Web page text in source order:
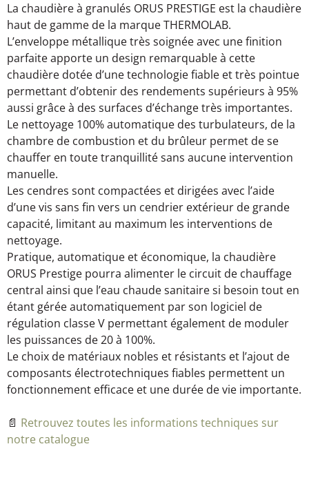
La chaudière à granulés ORUS PRESTIGE est la chaudière
haut de gamme de la marque THERMOLAB.
L’enveloppe métallique très soignée avec une finition
parfaite apporte un design remarquable à cette
chaudière dotée d’une technologie fiable et très pointue
permettant d’obtenir des rendements supérieurs à 95%
aussi grâce à des surfaces d’échange très importantes.
Le nettoyage 100% automatique des turbulateurs, de la
chambre de combustion et du brûleur permet de se
chauffer en toute tranquillité sans aucune intervention
manuelle.
Les cendres sont compactées et dirigées avec l’aide
d’une vis sans fin vers un cendrier extérieur de grande
capacité, limitant au maximum les interventions de
nettoyage.
Pratique, automatique et économique, la chaudière
ORUS Prestige pourra alimenter le circuit de chauffage
central ainsi que l’eau chaude sanitaire si besoin tout en
étant gérée automatiquement par son logiciel de
régulation classe V permettant également de moduler
les puissances de 20 à 100%.
Le choix de matériaux nobles et résistants et l’ajout de
composants électrotechniques fiables permettent un
fonctionnement efficace et une durée de vie importante.
📄 Retrouvez toutes les informations techniques sur
notre catalogue